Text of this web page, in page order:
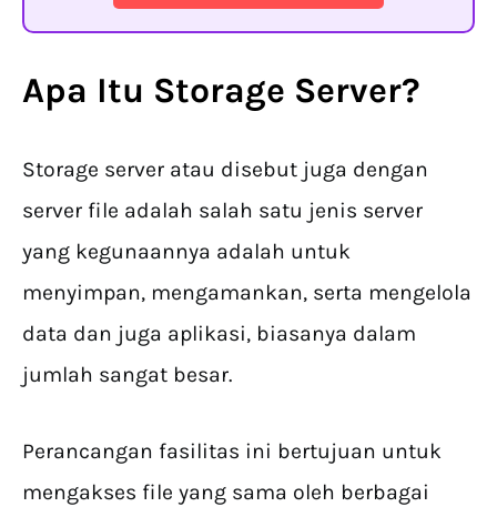
Apa Itu Storage Server?
Storage server atau disebut juga dengan
server file adalah salah satu jenis server
yang kegunaannya adalah untuk
menyimpan, mengamankan, serta mengelola
data dan juga aplikasi, biasanya dalam
jumlah sangat besar.
Perancangan fasilitas ini bertujuan untuk
mengakses file yang sama oleh berbagai